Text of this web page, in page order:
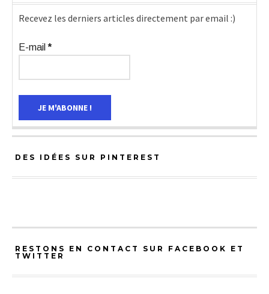
Recevez les derniers articles directement par email :)
E-mail*
DES IDÉES SUR PINTEREST
RESTONS EN CONTACT SUR FACEBOOK ET
TWITTER